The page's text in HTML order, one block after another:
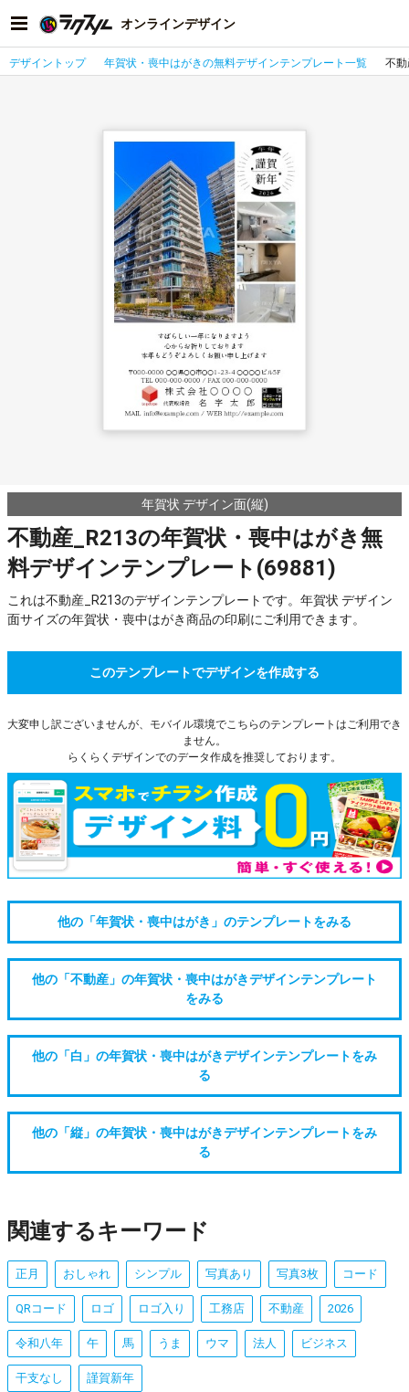
オンラインデザイン
デザイントップ 年賀状・喪中はがきの無料デザインテンプレート一覧 不動
年賀状 デザイン面(縦)
不動産_R213の年賀状・喪中はがき無
料デザインテンプレート(69881)
これは不動産_R213のデザインテンプレートです。年賀状 デザイン
面サイズの年賀状・喪中はがき商品の印刷にご利用できます。
このテンプレートでデザインを作成する
大変申し訳ございませんが、モバイル環境でこちらのテンプレートはご利用でき
ません。
らくらくデザインでのデータ作成を推奨しております。
他の「年賀状・喪中はがき」のテンプレートをみる
他の「不動産」の年賀状・喪中はがきデザインテンプレート
をみる
他の「白」の年賀状・喪中はがきデザインテンプレートをみ
る
他の「縦」の年賀状・喪中はがきデザインテンプレートをみ
る
関連するキーワード
正月 おしゃれ シンプル 写真あり 写真3枚 コード
QRコード ロゴ ロゴ入り 工務店 不動産 2026
令和八年 午 馬 うま ウマ 法人 ビジネス
干支なし 謹賀新年